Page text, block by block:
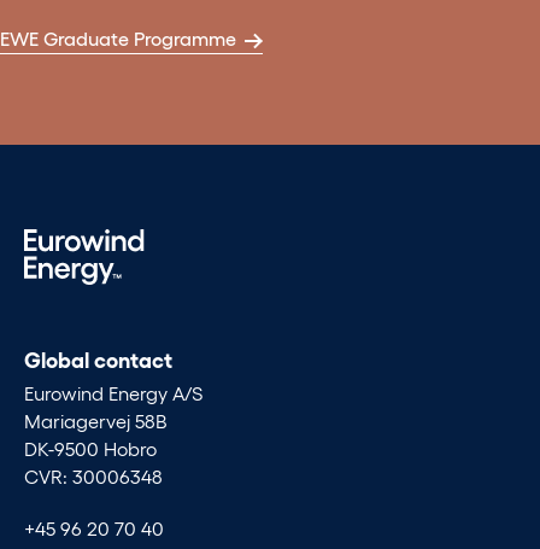
EWE Graduate Programme
Global contact
Eurowind Energy A/S
Mariagervej 58B
DK-9500 Hobro
CVR: 30006348
+45 96 20 70 40